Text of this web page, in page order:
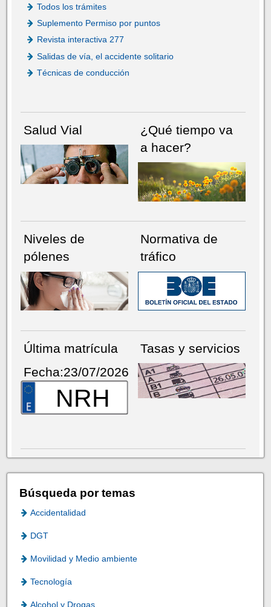
Todos los trámites
Suplemento Permiso por puntos
Revista interactiva 277
Salidas de vía, el accidente solitario
Técnicas de conducción
Salud Vial
¿Qué tiempo va
a hacer?
Niveles de
pólenes
Normativa de
tráfico
Última matrícula
Fecha:23/07/2026
NRH
Tasas y servicios
Búsqueda por temas
Accidentalidad
DGT
Movilidad y Medio ambiente
Tecnología
Alcohol y Drogas